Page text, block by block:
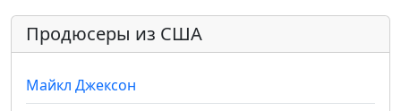
Продюсеры из США
Майкл Джексон